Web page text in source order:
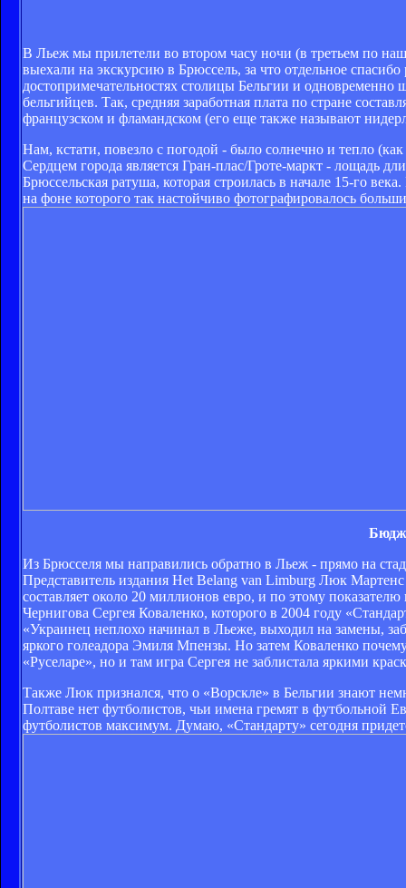
В Льеж мы прилетели во втором часу ночи (в третьем по
выехали на экскурсию в Брюссель, за что отдельное
достопримечательностях столицы Бельгии и одновременно
бельгийцев. Так, средняя заработная плата по стране
французском и фламандском (его еще также называют
Нам, кстати, повезло с погодой - было солнечно и тепло
Сердцем города является Гран-плас/Гроте-маркт - лощадь
Брюссельская ратуша, которая строилась в начале 15-го
на фоне которого так настойчиво фотографировалось
Из Брюсселя мы направились обратно в Льеж - прямо на
Представитель издания Het Belang van Limburg Люк
составляет около 20 миллионов евро, и по этому
Чернигова Сергея Коваленко, которого в 2004 году
«Украинец неплохо начинал в Льеже, выходил на замены,
яркого голеадора Эмиля Мпензы. Но затем Коваленко
«Руселаре», но и там игра Сергея не заблистала яркими
Также Люк признался, что о «Ворскле» в Бельгии знают
Полтаве нет футболистов, чьи имена гремят в футбольной
футболистов максимум. Думаю, «Стандарту» сегодня